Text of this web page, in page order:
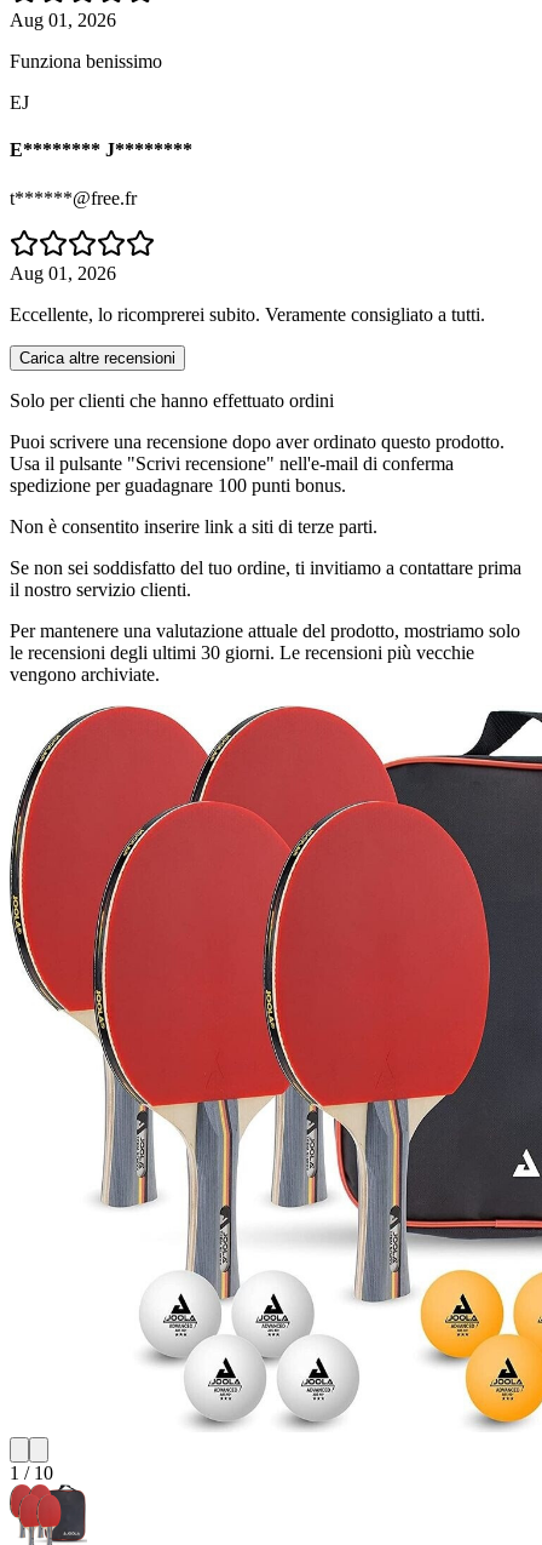
Aug 01, 2026
Funziona benissimo
EJ
E******** J********
t******@free.fr
Aug 01, 2026
Eccellente, lo ricomprerei subito. Veramente consigliato a tutti.
Carica altre recensioni
Solo per clienti che hanno effettuato ordini
Puoi scrivere una recensione dopo aver ordinato questo prodotto.
Usa il pulsante "Scrivi recensione" nell'e-mail di conferma
spedizione per guadagnare 100 punti bonus.
Non è consentito inserire link a siti di terze parti.
Se non sei soddisfatto del tuo ordine, ti invitiamo a contattare prima
il nostro servizio clienti.
Per mantenere una valutazione attuale del prodotto, mostriamo solo
le recensioni degli ultimi 30 giorni. Le recensioni più vecchie
vengono archiviate.
1 / 10